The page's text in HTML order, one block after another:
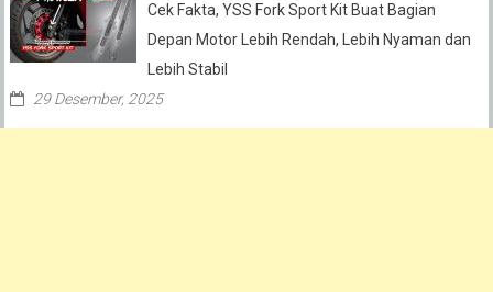
Cek Fakta, YSS Fork Sport Kit Buat Bagian
Depan Motor Lebih Rendah, Lebih Nyaman dan
Lebih Stabil
29 Desember, 2025